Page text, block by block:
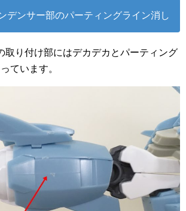
デンサー部のパーティングライン消し
取り付け部にはデカデカとパーティング
ています。